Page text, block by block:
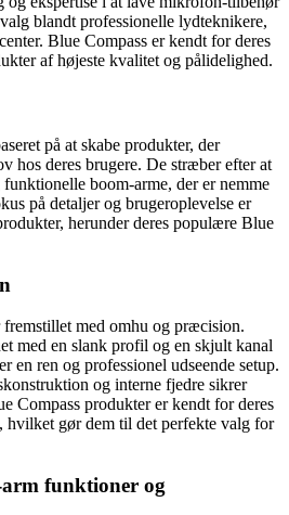
blandt professionelle lydteknikere,
Blue Compass er kendt for deres
af højeste kvalitet og pålidelighed.
på at skabe produkter, der
hos deres brugere. De stræber efter at
boom-arme, der er nemme
på detaljer og brugeroplevelse er
herunder deres populære Blue
med omhu og præcision.
med en slank profil og en skjult kanal
en ren og professionel udseende setup.
og interne fjedre sikrer
Compass produkter er kendt for deres
hvilket gør dem til det perfekte valg for
funktioner og